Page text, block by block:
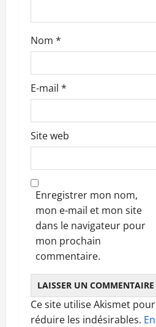
e
Nom *
E-mail *
Site web
Enregistrer mon nom,
mon e-mail et mon site
dans le navigateur pour
mon prochain
commentaire.
Ce site utilise Akismet pour
réduire les indésirables. En